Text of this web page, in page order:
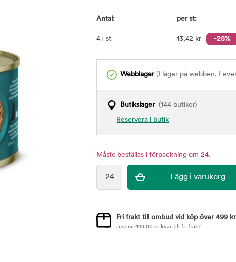
Antal: per st:
4+ st 13,42 kr -25%
Webblager(I lager på webben.
Butikslager(144 butiker)
Reservera i butik
Måste beställas i förpackning om 24.
Fri frakt till ombud vid köp över 499 kr
Just nu 499,00 kr kvar till fri frakt!